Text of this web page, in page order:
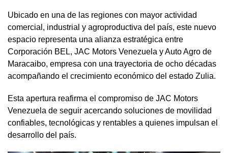
Ubicado en una de las regiones con mayor actividad
comercial, industrial y agroproductiva del país, este nuevo
espacio representa una alianza estratégica entre
Corporación BEL, JAC Motors Venezuela y Auto Agro de
Maracaibo, empresa con una trayectoria de ocho décadas
acompañando el crecimiento económico del estado Zulia.
Esta apertura reafirma el compromiso de JAC Motors
Venezuela de seguir acercando soluciones de movilidad
confiables, tecnológicas y rentables a quienes impulsan el
desarrollo del país.